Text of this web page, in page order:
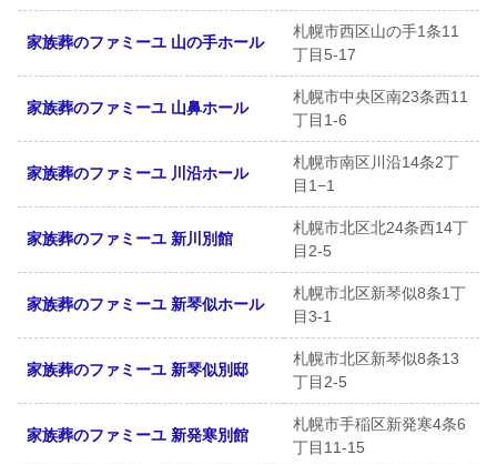
家族葬のファミーユ 山の手ホール
札幌市西区山の手1条11
丁目5-17
家族葬のファミーユ 山鼻ホール
札幌市中央区南23条西11
丁目1-6
家族葬のファミーユ 川沿ホール
札幌市南区川沿14条2丁
目1−1
家族葬のファミーユ 新川別館
札幌市北区北24条西14丁
目2-5
家族葬のファミーユ 新琴似ホール
札幌市北区新琴似8条1丁
目3-1
家族葬のファミーユ 新琴似別邸
札幌市北区新琴似8条13
丁目2-5
家族葬のファミーユ 新発寒別館
札幌市手稲区新発寒4条6
丁目11-15